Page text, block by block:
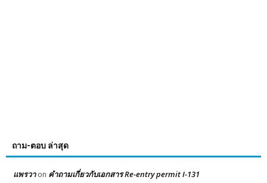
ถาม-ตอบ ล่าสุด
แพรวาon คำถามเกี่ยวกับเอกสาร Re-entry permit I-131